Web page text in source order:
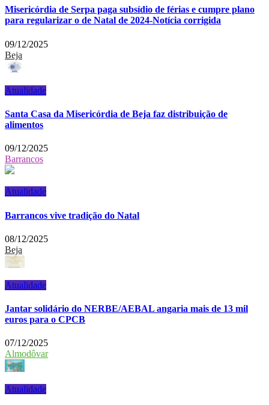
Misericórdia de Serpa paga subsídio de férias e cumpre plano
para regularizar o de Natal de 2024-Notícia corrigida
09/12/2025
Beja
Atualidade
Santa Casa da Misericórdia de Beja faz distribuição de
alimentos
09/12/2025
Barrancos
Atualidade
Barrancos vive tradição do Natal
08/12/2025
Beja
Atualidade
Jantar solidário do NERBE/AEBAL angaria mais de 13 mil
euros para o CPCB
07/12/2025
Almodôvar
Atualidade